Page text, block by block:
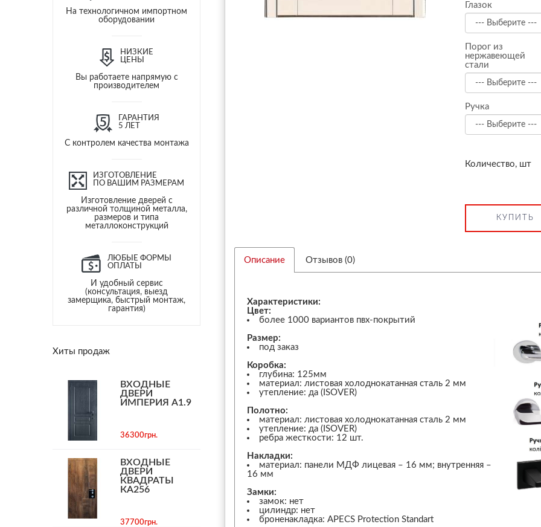
На технологичном импортном
оборудовании
НИЗКИЕ
ЦЕНЫ
Вы работаете напрямую с
производителем
ГАРАНТИЯ
5 ЛЕТ
С контролем качества монтажа
ИЗГОТОВЛЕНИЕ
ПО ВАШИМ РАЗМЕРАМ
Изготовление дверей с
различной толщиной металла,
размеров и типа
металлоконструкций
ЛЮБЫЕ ФОРМЫ
ОПЛАТЫ
И удобный сервис
(консультация, выезд
замерщика, быстрый монтаж,
гарантия)
Хиты продаж
ВХОДНЫЕ
ДВЕРИ
ИМПЕРИЯ А1.9
36300грн.
ВХОДНЫЕ
ДВЕРИ
КВАДРАТЫ
КА256
37700грн.
Глазок
Порог из
нержавеющей
стали
Ручка
Количество, шт
КУПИТЬ
Описание Отзывов (0)
Характеристики:
Цвет:
более 1000 вариантов пвх-покрытий
Размер:
под заказ
Коробка:
глубина: 125мм
материал: листовая холоднокатанная сталь 2 мм
утепление: да (ISOVER)
Полотно:
материал: листовая холоднокатанная сталь 2 мм
утепление: да (ISOVER)
ребра жесткости: 12 шт.
Накладки:
материал: панели МДФ лицевая – 16 мм; внутренняя –
16 мм
Замки:
замок: нет
цилиндр: нет
броненакладка: APECS Protection Standart